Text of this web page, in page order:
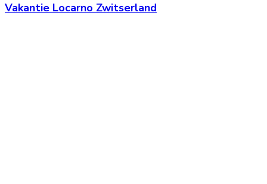
Vakantie Locarno Zwitserland